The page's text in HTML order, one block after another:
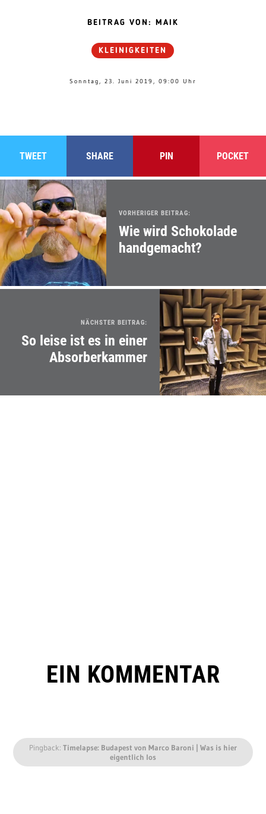
BEITRAG VON: MAIK
KLEINIGKEITEN
Sonntag, 23. Juni 2019, 09:00 Uhr
TWEET SHARE PIN POCKET
VORHERIGER BEITRAG:
Wie wird Schokolade
handgemacht?
NÄCHSTER BEITRAG:
So leise ist es in einer
Absorberkammer
EIN KOMMENTAR
Pingback: Timelapse: Budapest von Marco Baroni | Was is hier
eigentlich los